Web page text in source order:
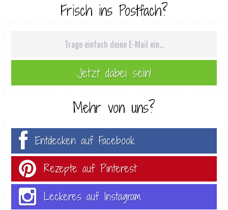
Frisch ins Postfach?
Mehr von uns?
Entdecken auf Facebook
Rezepte auf Pinterest
Leckeres auf Instagram